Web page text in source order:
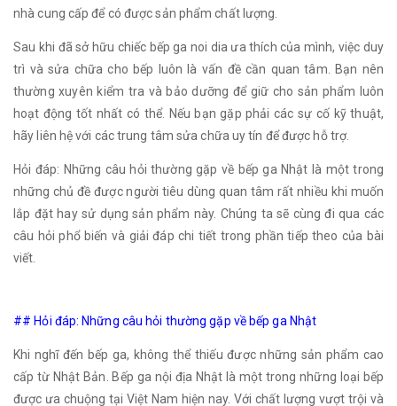
nhà cung cấp để có được sản phẩm chất lượng.
Sau khi đã sở hữu chiếc bếp ga noi dia ưa thích của mình, việc duy
trì và sửa chữa cho bếp luôn là vấn đề cần quan tâm. Bạn nên
thường xuyên kiểm tra và bảo dưỡng để giữ cho sản phẩm luôn
hoạt động tốt nhất có thể. Nếu bạn gặp phải các sự cố kỹ thuật,
hãy liên hệ với các trung tâm sửa chữa uy tín để được hỗ trợ.
Hỏi đáp: Những câu hỏi thường gặp về bếp ga Nhật là một trong
những chủ đề được người tiêu dùng quan tâm rất nhiều khi muốn
lắp đặt hay sử dụng sản phẩm này. Chúng ta sẽ cùng đi qua các
câu hỏi phổ biến và giải đáp chi tiết trong phần tiếp theo của bài
viết.
## Hỏi đáp: Những câu hỏi thường gặp về bếp ga Nhật
Khi nghĩ đến bếp ga, không thể thiếu được những sản phẩm cao
cấp từ Nhật Bản. Bếp ga nội địa Nhật là một trong những loại bếp
được ưa chuộng tại Việt Nam hiện nay. Với chất lượng vượt trội và